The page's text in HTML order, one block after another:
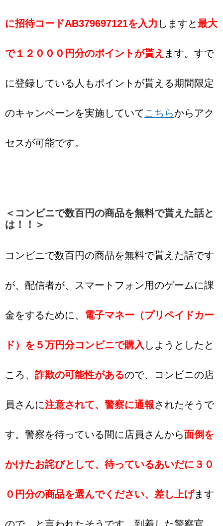
に招待コードAB379697121を入力 しますと最大
で１２０００円分のポイントが貰え ます。すで
に登録している人もポイントが貰える期間限定
のキャンペーンを実施していてこちらからアク
セスが可能です。
＜コンビニで数百円の商品を無料で貰えた話と
は！！＞
コンビニで数百円の商品を無料で貰えた話です
が、配信者が、スマートフォン用のゲームに課
金をするために、 電子マネー（プリペイドカー
ド）を５万円分コンビニで購入 しようとしたと
ころ、 詐欺の可能性があるので、コンビニの店
員さんに注意されて、警察に通報されたそうで
す。警察を待っている間に店員さんから面倒を
かけたお詫びとして、待っているあいだに３０
０円分の商品を選んでください、差し上げます